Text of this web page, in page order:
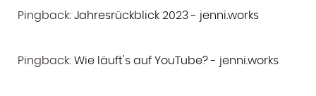
Pingback: Jahresrückblick 2023 - jenni.works
Pingback: Wie läuft's auf YouTube? - jenni.works